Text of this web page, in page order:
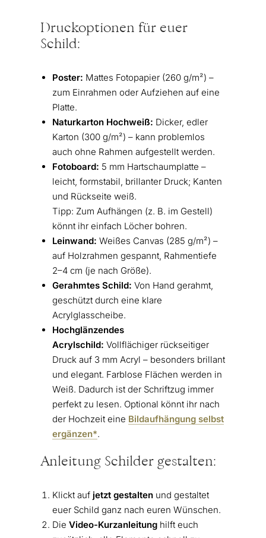
Druckoptionen für euer
Schild:
Poster: Mattes Fotopapier (260 g/m²) –
zum Einrahmen oder Aufziehen auf eine
Platte.
Naturkarton Hochweiß: Dicker, edler
Karton (300 g/m²) – kann problemlos
auch ohne Rahmen aufgestellt werden.
Fotoboard: 5 mm Hartschaumplatte –
leicht, formstabil, brillanter Druck; Kanten
und Rückseite weiß.
Tipp: Zum Aufhängen (z. B. im Gestell)
könnt ihr einfach Löcher bohren.
Leinwand: Weißes Canvas (285 g/m²) –
auf Holzrahmen gespannt, Rahmentiefe
2–4 cm (je nach Größe).
Gerahmtes Schild: Von Hand gerahmt,
geschützt durch eine klare
Acrylglasscheibe.
Hochglänzendes
Acrylschild: Vollflächiger rückseitiger
Druck auf 3 mm Acryl – besonders brillant
und elegant. Farblose Flächen werden in
Weiß. Dadurch ist der Schriftzug immer
perfekt zu lesen. Optional könnt ihr nach
der Hochzeit eine Bildaufhängung selbst
ergänzen*.
Anleitung Schilder gestalten:
Klickt auf jetzt gestaltenund gestaltet
euer Schild ganz nach euren Wünschen.
Die Video-Kurzanleitunghilft euch